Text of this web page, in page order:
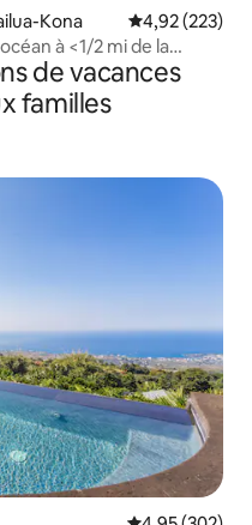
Kona Évaluation
4,92 (223)
à <1/2 mi de la
de vacances
familles
appréciés